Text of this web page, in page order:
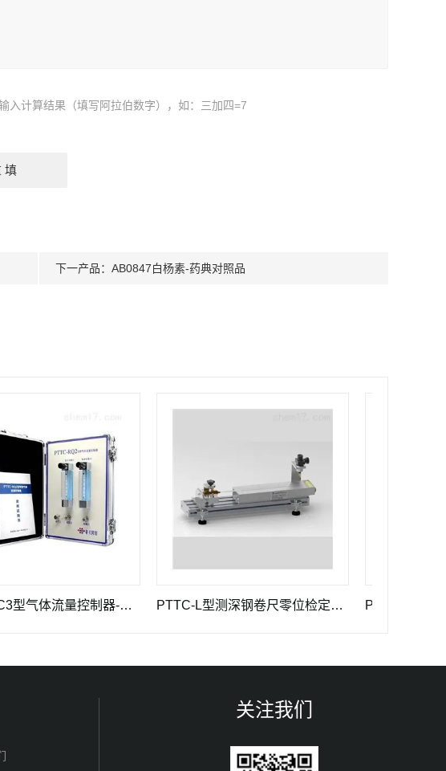
入计算结果（填写阿拉伯数字），如：三加四=7
下一产品： AB0847白杨素-药典对照品
PTTC-GC3型气体流量控制器-化学及常用建标仪器 PTTC-L型测深钢卷尺零位检定器 长度计量器具
关注我们